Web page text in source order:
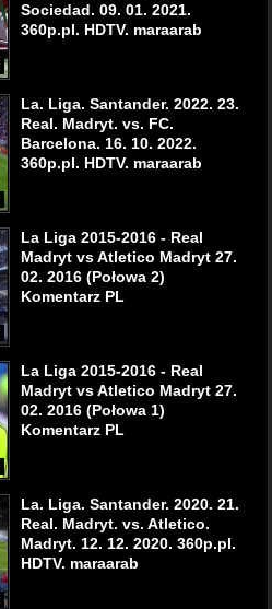
Sociedad. 09. 01. 2021.
360p.pl. HDTV. maraarab
La. Liga. Santander. 2022. 23.
Real. Madryt. vs. FC.
Barcelona. 16. 10. 2022.
360p.pl. HDTV. maraarab
La Liga 2015-2016 - Real
Madryt vs Atletico Madryt 27.
02. 2016 (Połowa 2)
Komentarz PL
La Liga 2015-2016 - Real
Madryt vs Atletico Madryt 27.
02. 2016 (Połowa 1)
Komentarz PL
La. Liga. Santander. 2020. 21.
Real. Madryt. vs. Atletico.
Madryt. 12. 12. 2020. 360p.pl.
HDTV. maraarab